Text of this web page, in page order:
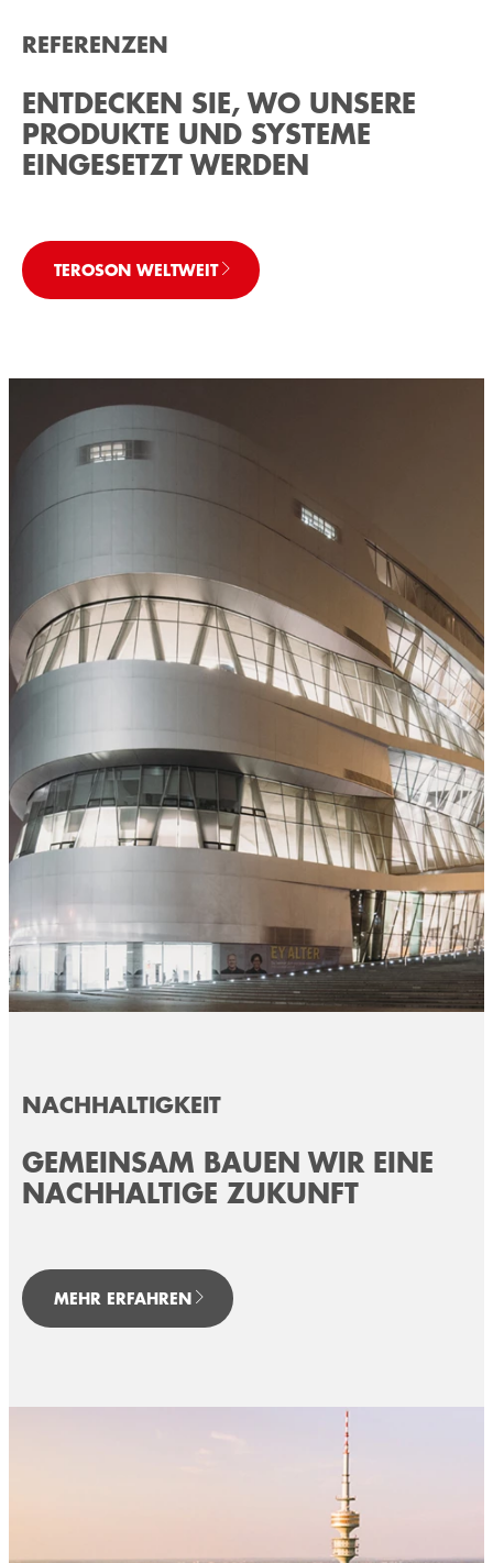
REFERENZEN
ENTDECKEN SIE, WO UNSERE
PRODUKTE UND SYSTEME
EINGESETZT WERDEN
TEROSON WELTWEIT
NACHHALTIGKEIT
GEMEINSAM BAUEN WIR EINE
NACHHALTIGE ZUKUNFT
MEHR ERFAHREN